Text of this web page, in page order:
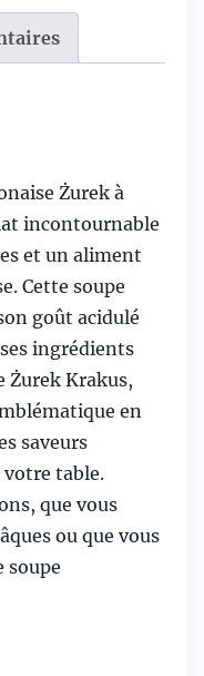
Żurek à
incontournable
et un aliment
Cette soupe
goût acidulé
ingrédients
Żurek Krakus,
en
saveurs
votre table.
que vous
ou que vous
soupe